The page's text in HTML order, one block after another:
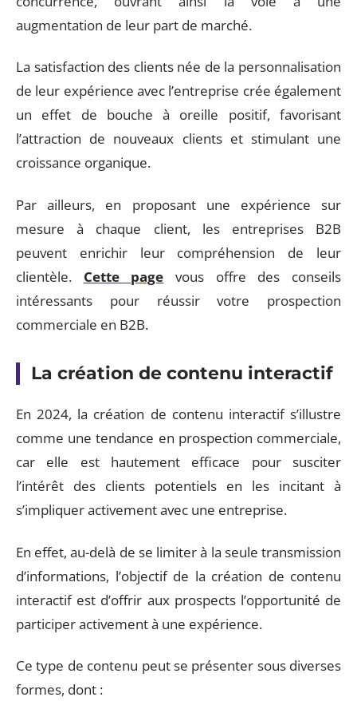
augmentation de leur part de marché.
La satisfaction des clients née de la personnalisation
de leur expérience avec l’entreprise crée également
un effet de bouche à oreille positif, favorisant
l’attraction de nouveaux clients et stimulant une
croissance organique.
Par ailleurs, en proposant une expérience sur
mesure à chaque client, les entreprises B2B
peuvent enrichir leur compréhension de leur
clientèle. Cette page vous offre des conseils
intéressants pour réussir votre prospection
commerciale en B2B.
La création de contenu interactif
En 2024, la création de contenu interactif s’illustre
comme une tendance en prospection commerciale,
car elle est hautement efficace pour susciter
l’intérêt des clients potentiels en les incitant à
s’impliquer activement avec une entreprise.
En effet, au-delà de se limiter à la seule transmission
d’informations, l’objectif de la création de contenu
interactif est d’offrir aux prospects l’opportunité de
participer activement à une expérience.
Ce type de contenu peut se présenter sous diverses
formes, dont :